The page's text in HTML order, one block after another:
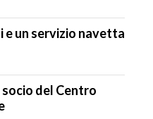
e un servizio navetta
del Centro